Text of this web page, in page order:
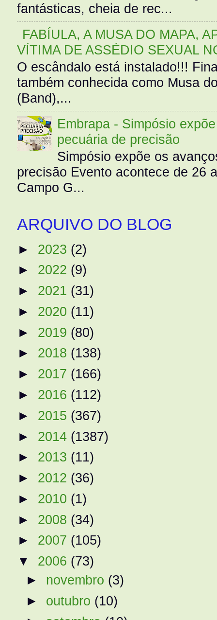
fantásticas, cheia de rec...
FABÍULA, A MUSA DO MAPA,
VÍTIMA DE ASSÉDIO SEXUAL
O escândalo está instalado!!!
também conhecida como Musa
(Band),...
Embrapa - Simpósio
pecuária de precisão
Simpósio expõe os
precisão Evento acontece de 26
Campo G...
ARQUIVO DO BLOG
► 2023 (2)
► 2022 (9)
► 2021 (31)
► 2020 (11)
► 2019 (80)
► 2018 (138)
► 2017 (166)
► 2016 (112)
► 2015 (367)
► 2014 (1387)
► 2013 (11)
► 2012 (36)
► 2010 (1)
► 2008 (34)
► 2007 (105)
▼ 2006 (73)
► novembro (3)
► outubro (10)